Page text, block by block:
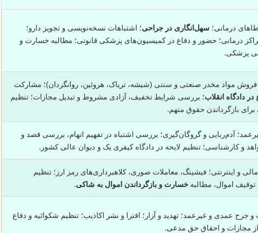
درمانی؛ سهل‌انگاری در جراحی؛ اشتباهات نسخه‌نویسی و تجویز دارو؛
درمانی؛ حضور و دفاع در کمیسیون‌های پزشکی قانونی؛ مطالبه خسارت و
پزشکی.
فروش مواد مخدر صنعتی و سنتی (شیشه، تریاک، هروئین، روانگردان)؛ مشارکت
در دادگاه انقلاب؛ بررسی شرایط تخفیف، آزادی مشروط و تبدیل مجازات؛ تنظیم
برای بازگرداندن حقوق متهم.
آدم‌ربایی و گروگان‌گیری؛ بررسی اشتباه در تفهیم اتهام، بررسی قصد و
و کارشناسی؛ تنظیم لایحه در دادگاه کیفری یک و دیوان عالی کشور.
و اینترنتی؛ فیشینگ، معاملات صوری، کلاهبرداری‌های رمز ارز؛ تنظیم
اموال، مطالبه خسارت و بازگرداندن اموال به شاکی.
جرح عمدی و غیرعمد؛ تهدید و آزار؛ افترا و نشر اکاذیب؛ تنظیم شکوائیه و دفاع
مجازات و احقاق حق مدعی.